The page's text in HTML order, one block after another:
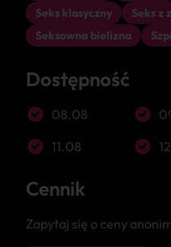
Seks klasyczny
Seks z
Seksowna bielizna
Dostępność
08.08
11.08
Cennik
Zapytaj się o ceny